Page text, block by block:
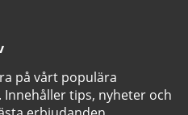
på vårt populära
Innehåller tips, nyheter och